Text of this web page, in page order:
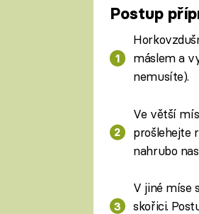
Postup
máslem a
nemusíte).
Ve větší
prošlehejte
nahrubo
V jiné míse
skořici.